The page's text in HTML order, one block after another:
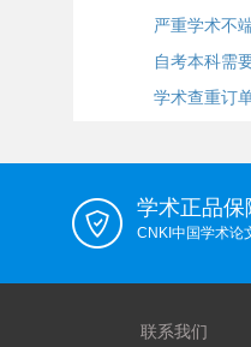
严重学术不
自考本科需
学术查重订
学术正品保
CNKI中国学术论
联系我们